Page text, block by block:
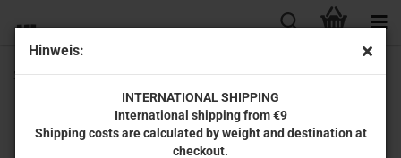
Hinweis:
INTERNATIONAL SHIPPING
International shipping from €9
Shipping costs are calculated by weight and destination at
checkout.
Scanavo 1-Disc Blu-ray Ersatzbox